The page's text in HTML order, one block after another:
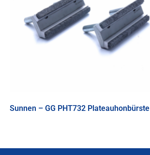
Sunnen – GG PHT732 Plateauhonbürste